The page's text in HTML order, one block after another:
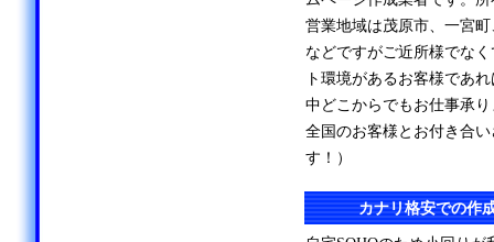
営業地域は茂原市、一宮
などですがご近所様でな
ト環境があるお客様であ
中どこからでもお仕事承
全国のお客様とお付き合
す！）
カナリ格安での作